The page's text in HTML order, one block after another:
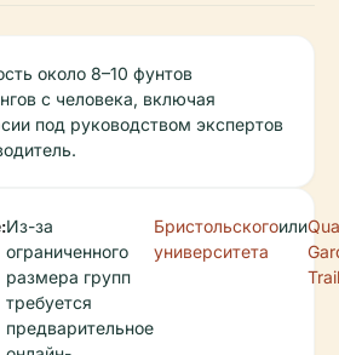
около 8–10 фунтов
с человека, включая
под руководством экспертов
Из-за
ограниченного
размера групп
требуется
предварительное
Бристольского
университета
или
Trail